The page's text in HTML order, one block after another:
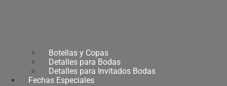
Botellas y Copas
Detalles para Bodas
Detalles para Invitados Bodas
Fechas Especiales